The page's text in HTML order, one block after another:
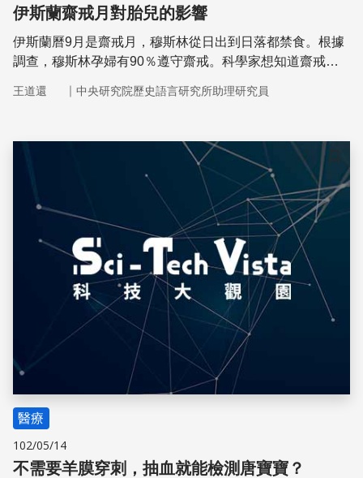
伊斯蘭齋戒月對胎兒的影響
伊斯蘭曆9月是齋戒月，穆斯林從日出到日落都禁食。根據
調查，穆斯林孕婦有90％遵守齋戒。科學家想知道齋戒會
王道還 ｜ 中央研究院歷史語言研究所助理研究員
儲存
醫療
102/05/14
不需要羊膜穿刺，抽血就能檢測唐寶寶？